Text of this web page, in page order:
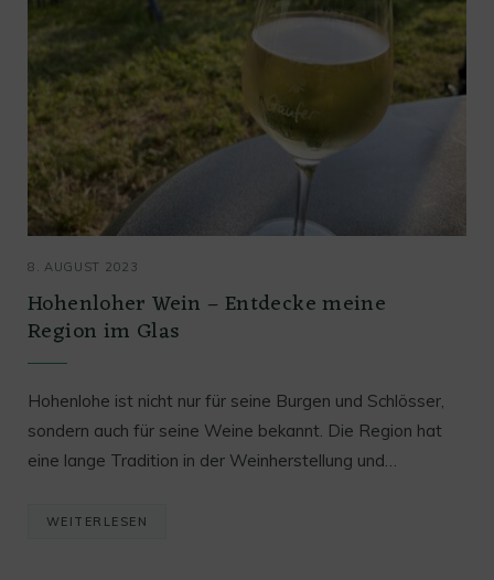
8. AUGUST 2023
Hohenloher Wein – Entdecke meine
Region im Glas
Hohenlohe ist nicht nur für seine Burgen und Schlösser,
sondern auch für seine Weine bekannt. Die Region hat
eine lange Tradition in der Weinherstellung und…
WEITERLESEN